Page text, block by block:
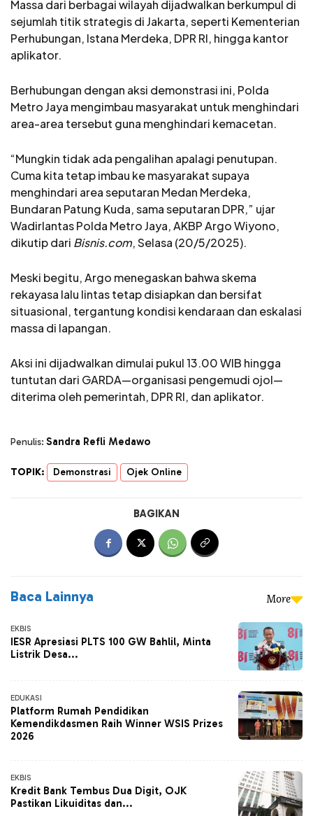
Massa dari berbagai wilayah dijadwalkan berkumpul di
sejumlah titik strategis di Jakarta, seperti Kementerian
Perhubungan, Istana Merdeka, DPR RI, hingga kantor
aplikator.
Berhubungan dengan aksi demonstrasi ini, Polda
Metro Jaya mengimbau masyarakat untuk menghindari
area-area tersebut guna menghindari kemacetan.
“Mungkin tidak ada pengalihan apalagi penutupan.
Cuma kita tetap imbau ke masyarakat supaya
menghindari area seputaran Medan Merdeka,
Bundaran Patung Kuda, sama seputaran DPR,” ujar
Wadirlantas Polda Metro Jaya, AKBP Argo Wiyono,
dikutip dari Bisnis.com, Selasa (20/5/2025).
Meski begitu, Argo menegaskan bahwa skema
rekayasa lalu lintas tetap disiapkan dan bersifat
situasional, tergantung kondisi kendaraan dan eskalasi
massa di lapangan.
Aksi ini dijadwalkan dimulai pukul 13.00 WIB hingga
tuntutan dari GARDA—organisasi pengemudi ojol—
diterima oleh pemerintah, DPR RI, dan aplikator.
Penulis: Sandra Refli Medawo
TOPIK: Demonstrasi Ojek Online
BAGIKAN
Baca Lainnya More
EKBIS
IESR Apresiasi PLTS 100 GW Bahlil, Minta
Listrik Desa...
EDUKASI
Platform Rumah Pendidikan
Kemendikdasmen Raih Winner WSIS Prizes
2026
EKBIS
Kredit Bank Tembus Dua Digit, OJK
Pastikan Likuiditas dan...